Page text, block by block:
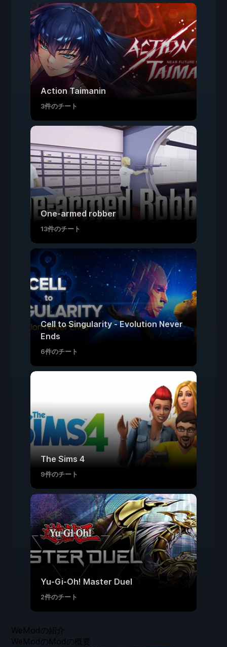
Action Taimanin
3件のチート
One-armed robber
13件のチート
Cell to Singularity - Evolution Never
Ends
6件のチート
The Sims 4
9件のチート
Yu-Gi-Oh! Master Duel
2件のチート
WeModの紹介
WeModのModの概要